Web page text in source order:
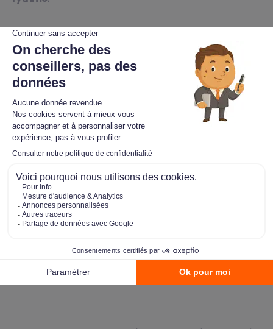
Une famille soudée pour
réussir ensemble
Le réseau Optimhome Immobilier
obtient une note de satisfaction de
4,2/5* de la part de nos conseillers.
🚀 Je me lance à mon tour
*Une note basée sur 176 avis recueillis sur Google,
Indeed, Glassdoor et Gowork